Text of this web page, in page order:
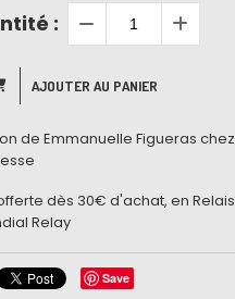
:
AJOUTER AU PANIER
de Emmanuelle Figueras chez
dès 30€ d'achat, en Relais
Relay
Save